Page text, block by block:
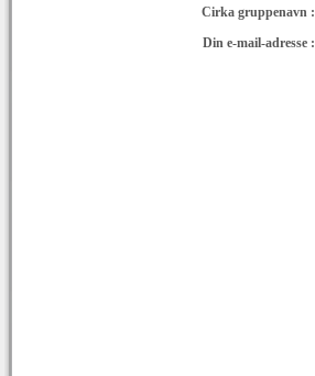
Cirka gruppenavn :
Din e-mail-adresse :